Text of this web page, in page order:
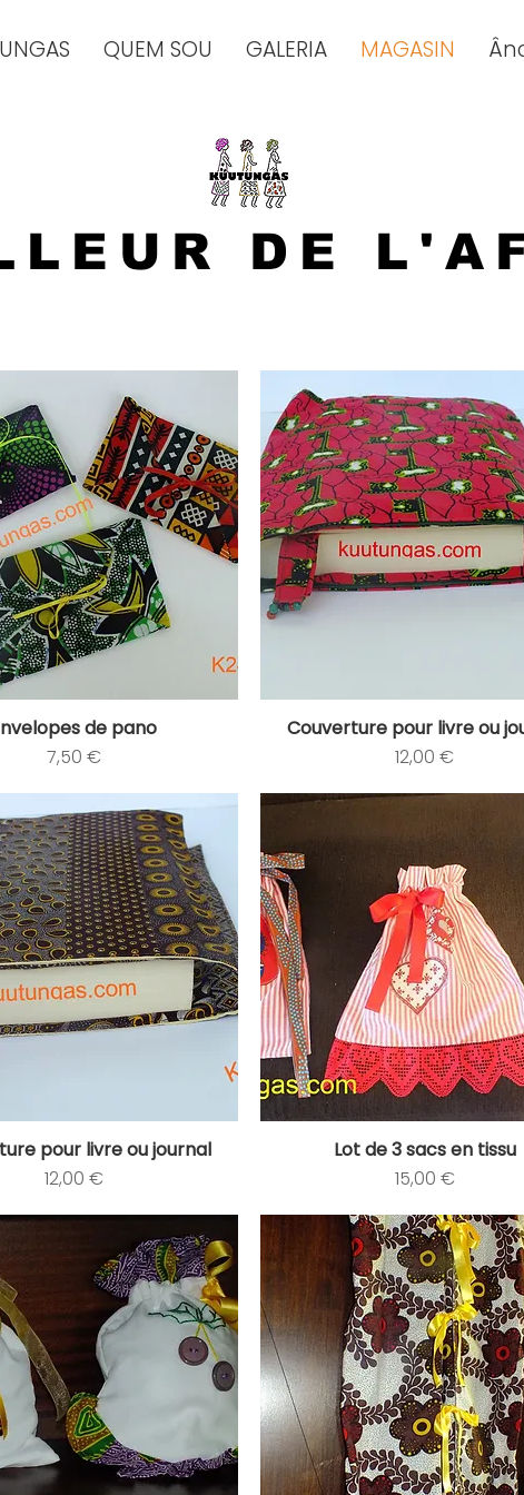
QUEM SOU GALERIA MAGASIN
DE
Aperçu rapide
de pano
Prix
7,50 €
Aperçu rapide
Couverture pour livre ou
Prix
12,00 €
Aperçu rapide
pour livre ou journal
Prix
12,00 €
Aperçu rapide
Lot de 3 sacs en tissu
Prix
15,00 €